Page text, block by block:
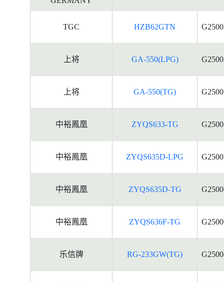
TGC HZB62GTN
上将 GA-550(LPG)
上将 GA-550(TG)
中裕鳳凰 ZYQS633-TG
中裕鳳凰 ZYQS635D-LPG
中裕鳳凰 ZYQS635D-TG
中裕鳳凰 ZYQS636F-TG
乐信牌 RG-233GW(TG)